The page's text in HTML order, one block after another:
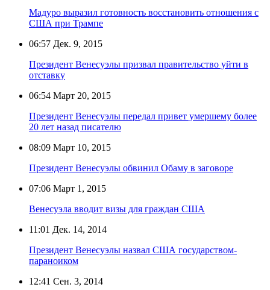
Мадуро выразил готовность восстановить отношения с
США при Трампе
06:57 Дек. 9, 2015
Президент Венесуэлы призвал правительство уйти в
отставку
06:54 Март 20, 2015
Президент Венесуэлы передал привет умершему более
20 лет назад писателю
08:09 Март 10, 2015
Президент Венесуэлы обвинил Обаму в заговоре
07:06 Март 1, 2015
Венесуэла вводит визы для граждан США
11:01 Дек. 14, 2014
Президент Венесуэлы назвал США государством-
параноиком
12:41 Сен. 3, 2014